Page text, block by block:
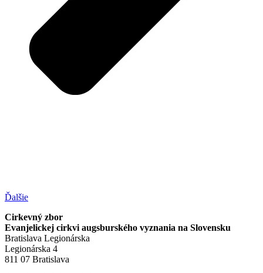
Ďalšie
Cirkevný zbor
Evanjelickej cirkvi augsburského vyznania na Slovensku
Bratislava Legionárska
Legionárska 4
811 07 Bratislava